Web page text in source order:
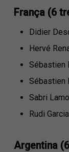
França (6
Didier
Hervé
Sébastien
Sébastien
Sabri
Rudi
Argentina